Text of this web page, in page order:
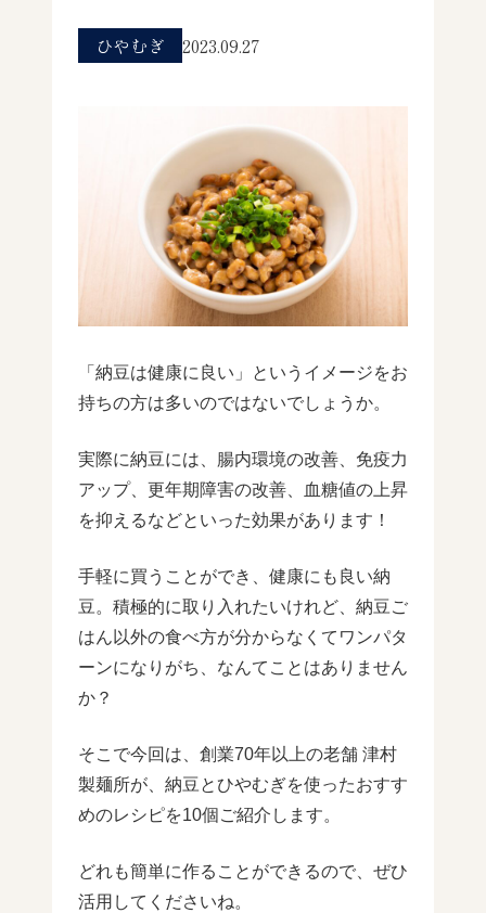
ひやむぎ 2023.09.27
「納豆は健康に良い」というイメージをお
持ちの方は多いのではないでしょうか。
実際に納豆には、腸内環境の改善、免疫力
アップ、更年期障害の改善、血糖値の上昇
を抑えるなどといった効果があります！
手軽に買うことができ、健康にも良い納
豆。積極的に取り入れたいけれど、納豆ご
はん以外の食べ方が分からなくてワンパタ
ーンになりがち、なんてことはありません
か？
そこで今回は、創業70年以上の老舗 津村
製麺所が、納豆とひやむぎを使ったおすす
めのレシピを10個ご紹介します。
どれも簡単に作ることができるので、ぜひ
活用してくださいね。